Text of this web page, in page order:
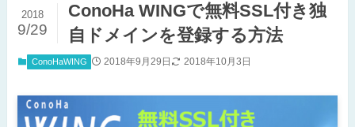
ConoHa WINGで無料SSL付き独
自ドメインを登録する方法
2018
9/29
ConoHaWING 2018年9月29日 2018年10月3日